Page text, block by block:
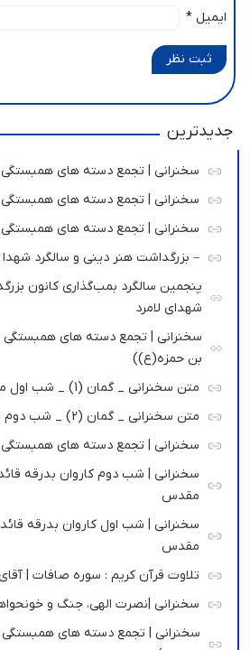
ایمیل *
ثبت نظر
جدیدترین
سخنرانی | تجمع دسته های
سخنرانی | تجمع دسته های همبستگی
سخنرانی | تجمع دسته های
– بزرگداشت هنر دینی و سالگرد شهدا
پنجمین سالگرد بمب‌گذاری کانون
شهدای لامرد
سخنرانی | تجمع دسته های
بن حمزه(ع))
متن سخنرانی _ گمان (1) _ شب اول محرم 1405
متن سخنرانی _ گمان (2) _ شب دوم محرم 1405
سخنرانی | تجمع دسته های
سخنرانی | شب دوم کاروان بدرقه
مقدس
سخنرانی | شب اول کاروان بدرقه
مقدس
تلاوت قرآن کریم : سوره صافات |
سخنرانی |نصرت الهی، جنگ و
سخنرانی | تجمع دسته های